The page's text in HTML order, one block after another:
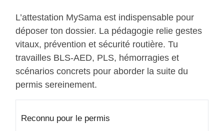
L’attestation MySama est indispensable pour
déposer ton dossier. La pédagogie relie gestes
vitaux, prévention et sécurité routière. Tu
travailles BLS-AED, PLS, hémorragies et
scénarios concrets pour aborder la suite du
permis sereinement.
Reconnu pour le permis